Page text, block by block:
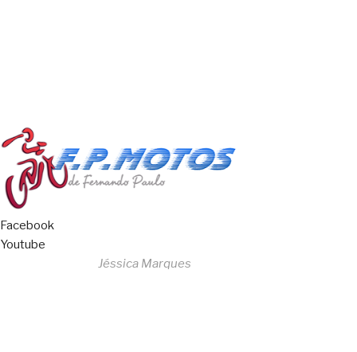
Facebook
Youtube
Jéssica Marques